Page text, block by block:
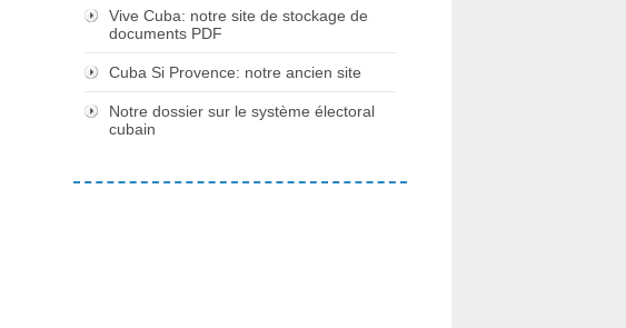
Vive Cuba: notre site de stockage de
documents PDF
Cuba Si Provence: notre ancien site
Notre dossier sur le système électoral
cubain